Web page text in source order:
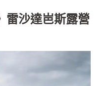
雷沙達岜斯露營